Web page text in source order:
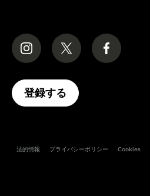
登録する
法的情報 プライバシーポリシー Cookies